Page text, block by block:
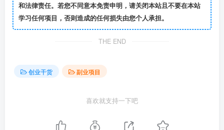
和法律责任。若您不同意本免责申明，请关闭本站且不要在本站
学习任何项目，否则造成的任何损失由您个人承担。
THE END
创业干货 副业项目
喜欢就支持一下吧